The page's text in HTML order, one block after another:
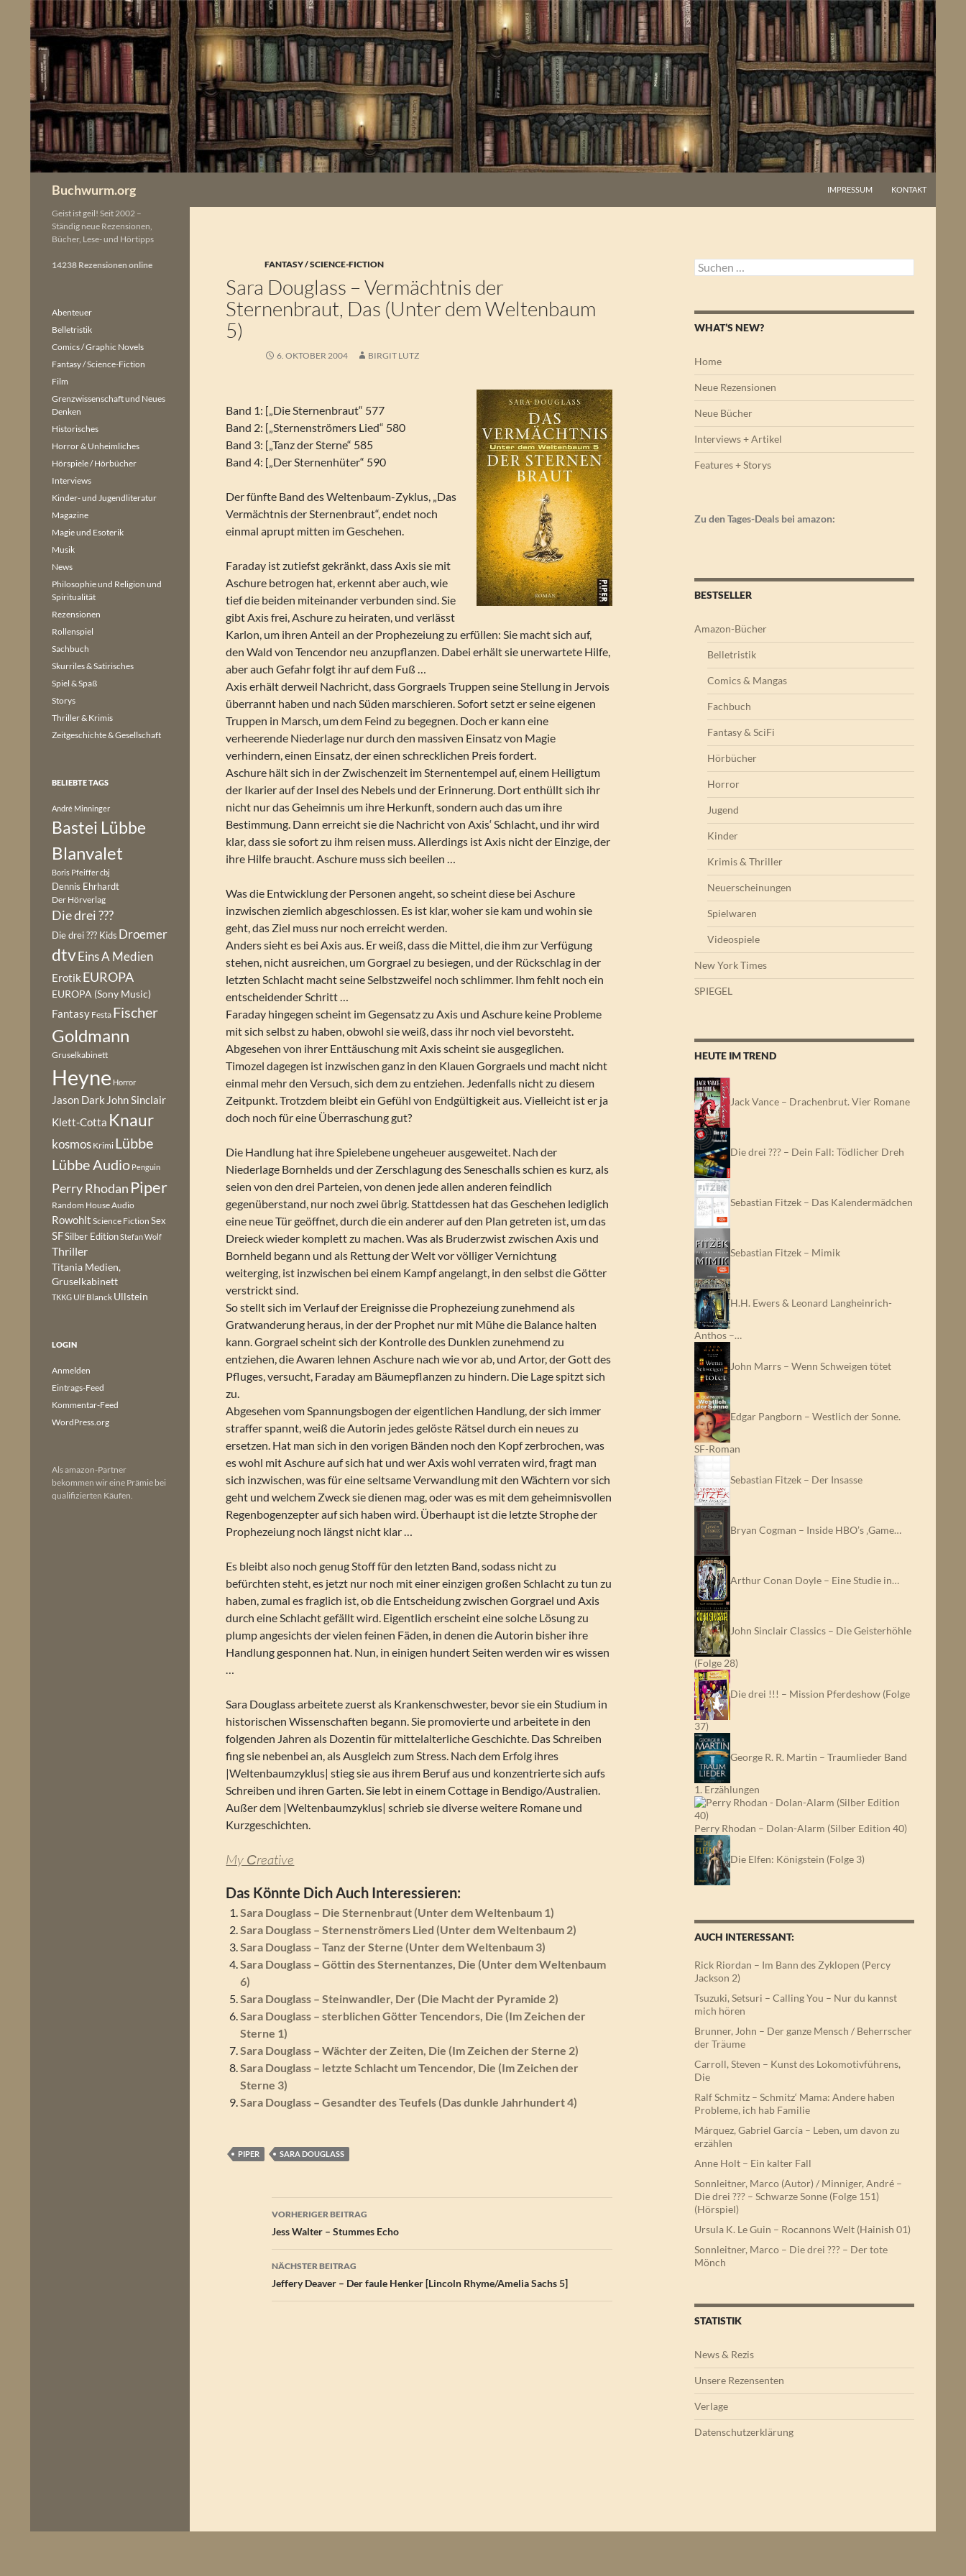
springen
Buchwurm.org IMPRESSUM KONTAKT
FANTASY / SCIENCE-FICTION
Sara Douglass – Vermächtnis der
Sternenbraut, Das (Unter dem Weltenbaum
5)
6. OKTOBER 2004 BIRGIT LUTZ
Band 1: [„Die Sternenbraut“ 577
Band 2: [„Sternenströmers Lied“ 580
Band 3: [„Tanz der Sterne“ 585
Band 4: [„Der Sternenhüter“ 590
Der fünfte Band des Weltenbaum-Zyklus, „Das
Vermächtnis der Sternenbraut“, endet noch
einmal aprupt mitten im Geschehen.
Faraday ist zutiefst gekränkt, dass Axis sie mit
Aschure betrogen hat, erkennt aber auch, wie
tief die beiden miteinander verbunden sind. Sie
gibt Axis frei, Aschure zu heiraten, und verlässt
Karlon, um ihren Anteil an der Prophezeiung zu erfüllen: Sie macht sich auf,
den Wald von Tencendor neu anzupflanzen. Dabei erhält sie unerwartete Hilfe,
aber auch Gefahr folgt ihr auf dem Fuß …
Axis erhält derweil Nachricht, dass Gorgraels Truppen seine Stellung in Jervois
überrannt haben und nach Süden marschieren. Sofort setzt er seine eigenen
Truppen in Marsch, um dem Feind zu begegnen. Doch er kann eine
verheerende Niederlage nur durch den massiven Einsatz von Magie
verhindern, einen Einsatz, der einen schrecklichen Preis fordert.
Aschure hält sich in der Zwischenzeit im Sternentempel auf, einem Heiligtum
der Ikarier auf der Insel des Nebels und der Erinnerung. Dort enthüllt sich ihr
nicht nur das Geheimnis um ihre Herkunft, sondern auch das um ihre
Bestimmung. Dann erreicht sie die Nachricht von Axis‘ Schlacht, und ihr wird
klar, dass sie sofort zu ihm reisen muss. Allerdings ist Axis nicht der Einzige, der
ihre Hilfe braucht. Aschure muss sich beeilen …
Was die Entwicklung der Personen angeht, so scheint diese bei Aschure
inzwischen ziemlich abgeschlossen. Es ist klar, woher sie kam und wohin sie
geht, das Ziel muss nur noch erreicht werden.
Anders sieht es bei Axis aus. Er weiß, dass die Mittel, die ihm zur Verfügung
stehen, nicht ausreichen, um Gorgrael zu besiegen, und der Rückschlag in der
letzten Schlacht macht seine Selbstzweifel noch schlimmer. Ihm fehlt noch ein
entscheidender Schritt …
Faraday hingegen scheint im Gegensatz zu Axis und Aschure keine Probleme
mit sich selbst zu haben, obwohl sie weiß, dass ihr noch viel bevorsteht.
Abgesehen von ihrer Enttäuschung mit Axis scheint sie ausgeglichen.
Timozel dagegen ist inzwischen ganz in den Klauen Gorgraels und macht nicht
einmal mehr den Versuch, sich dem zu entziehen. Jedenfalls nicht zu diesem
Zeitpunkt. Trotzdem bleibt ein Gefühl von Endgültigkeit aus. Vielleicht ist er ja
doch noch für eine Überraschung gut?
Die Handlung hat ihre Spielebene ungeheuer ausgeweitet. Nach der
Niederlage Bornhelds und der Zerschlagung des Seneschalls schien es kurz, als
seien von den drei Parteien, von denen jede allen anderen feindlich
gegenüberstand, nur noch zwei übrig. Stattdessen hat das Geschehen lediglich
eine neue Tür geöffnet, durch die ein anderer auf den Plan getreten ist, um das
Dreieck wieder komplett zu machen. Was als Bruderzwist zwischen Axis und
Bornheld begann und als Rettung der Welt vor völliger Vernichtung
weiterging, ist inzwischen bei einem Kampf angelangt, in den selbst die Götter
verstrickt sind.
So stellt sich im Verlauf der Ereignisse die Prophezeiung zunehmend als
Gratwanderung heraus, in der der Prophet nur mit Mühe die Balance halten
kann. Gorgrael scheint sich der Kontrolle des Dunklen zunehmend zu
entziehen, die Awaren lehnen Aschure nach wie vor ab, und Artor, der Gott des
Pfluges, versucht, Faraday am Bäumepflanzen zu hindern. Die Lage spitzt sich
zu.
Abgesehen vom Spannungsbogen der eigentlichen Handlung, der sich immer
straffer spannt, weiß die Autorin jedes gelöste Rätsel durch ein neues zu
ersetzen. Hat man sich in den vorigen Bänden noch den Kopf zerbrochen, was
es wohl mit Aschure auf sich hat und wer Axis wohl verraten wird, fragt man
sich inzwischen, was für eine seltsame Verwandlung mit den Wächtern vor sich
geht und welchem Zweck sie dienen mag, oder was es mit dem geheimnisvollen
Regenbogenzepter auf sich haben wird. Überhaupt ist die letzte Strophe der
Prophezeiung noch längst nicht klar …
Es bleibt also noch genug Stoff für den letzten Band, sodass nicht zu
befürchten steht, es jetzt nur noch mit einer einzigen großen Schlacht zu tun zu
haben, zumal es fraglich ist, ob die Entscheidung zwischen Gorgrael und Axis
durch eine Schlacht gefällt wird. Eigentlich erscheint eine solche Lösung zu
plump angesichts der vielen feinen Fäden, in denen die Autorin bisher ihre
Handlung gesponnen hat. Nun, in einigen hundert Seiten werden wir es wissen
…
Sara Douglass arbeitete zuerst als Krankenschwester, bevor sie ein Studium in
historischen Wissenschaften begann. Sie promovierte und arbeitete in den
folgenden Jahren als Dozentin für mittelalterliche Geschichte. Das Schreiben
fing sie nebenbei an, als Ausgleich zum Stress. Nach dem Erfolg ihres
|Weltenbaumzyklus| stieg sie aus ihrem Beruf aus und konzentrierte sich aufs
Schreiben und ihren Garten. Sie lebt in einem Cottage in Bendigo/Australien.
Außer dem |Weltenbaumzyklus| schrieb sie diverse weitere Romane und
Kurzgeschichten.
My Сreative
Das Könnte Dich Auch Interessieren:
Sara Douglass – Die Sternenbraut (Unter dem Weltenbaum 1)
Sara Douglass – Sternenströmers Lied (Unter dem Weltenbaum 2)
Sara Douglass – Tanz der Sterne (Unter dem Weltenbaum 3)
Sara Douglass – Göttin des Sternentanzes, Die (Unter dem Weltenbaum
6)
Sara Douglass – Steinwandler, Der (Die Macht der Pyramide 2)
Sara Douglass – sterblichen Götter Tencendors, Die (Im Zeichen der
Sterne 1)
Sara Douglass – Wächter der Zeiten, Die (Im Zeichen der Sterne 2)
Sara Douglass – letzte Schlacht um Tencendor, Die (Im Zeichen der
Sterne 3)
Sara Douglass – Gesandter des Teufels (Das dunkle Jahrhundert 4)
PIPER SARA DOUGLASS
Beitragsnavigation
VORHERIGER BEITRAG
Jess Walter – Stummes Echo
NÄCHSTER BEITRAG
Jeffery Deaver – Der faule Henker [Lincoln Rhyme/Amelia Sachs 5]
Suchen
nach:
WHAT’S NEW?
Home
Neue Rezensionen
Neue Bücher
Interviews + Artikel
Features + Storys
Zu den Tages-Deals bei amazon:
BESTSELLER
Amazon-Bücher
Belletristik
Comics & Mangas
Fachbuch
Fantasy & SciFi
Hörbücher
Horror
Jugend
Kinder
Krimis & Thriller
Neuerscheinungen
Spielwaren
Videospiele
New York Times
SPIEGEL
HEUTE IM TREND
Jack Vance – Drachenbrut. Vier Romane
Die drei ??? – Dein Fall: Tödlicher Dreh
Sebastian Fitzek – Das Kalendermädchen
Sebastian Fitzek – Mimik
H.H. Ewers & Leonard Langheinrich-
Anthos –…
John Marrs – Wenn Schweigen tötet
Edgar Pangborn – Westlich der Sonne.
SF-Roman
Sebastian Fitzek – Der Insasse
Bryan Cogman – Inside HBO’s ‚Game…
Arthur Conan Doyle – Eine Studie in…
John Sinclair Classics – Die Geisterhöhle
(Folge 28)
Die drei !!! – Mission Pferdeshow (Folge
37)
George R. R. Martin – Traumlieder Band
1. Erzählungen
Perry Rhodan – Dolan-Alarm (Silber Edition 40)
Die Elfen: Königstein (Folge 3)
AUCH INTERESSANT:
Rick Riordan – Im Bann des Zyklopen (Percy
Jackson 2)
Tsuzuki, Setsuri – Calling You – Nur du kannst
mich hören
Brunner, John – Der ganze Mensch / Beherrscher
der Träume
Carroll, Steven – Kunst des Lokomotivführens,
Die
Ralf Schmitz – Schmitz‘ Mama: Andere haben
Probleme, ich hab Familie
Márquez, Gabriel García – Leben, um davon zu
erzählen
Anne Holt – Ein kalter Fall
Sonnleitner, Marco (Autor) / Minniger, André –
Die drei ??? – Schwarze Sonne (Folge 151)
(Hörspiel)
Ursula K. Le Guin – Rocannons Welt (Hainish 01)
Sonnleitner, Marco – Die drei ??? – Der tote
Mönch
STATISTIK
News & Rezis
Unsere Rezensenten
Verlage
Datenschutzerklärung
Geist ist geil! Seit 2002 –
Ständig neue Rezensionen,
Bücher, Lese- und Hörtipps
14238 Rezensionen online
Abenteuer
Belletristik
Comics / Graphic Novels
Fantasy / Science-Fiction
Film
Grenzwissenschaft und Neues
Denken
Historisches
Horror & Unheimliches
Hörspiele / Hörbücher
Interviews
Kinder- und Jugendliteratur
Magazine
Magie und Esoterik
Musik
News
Philosophie und Religion und
Spiritualität
Rezensionen
Rollenspiel
Sachbuch
Skurriles & Satirisches
Spiel & Spaß
Storys
Thriller & Krimis
Zeitgeschichte & Gesellschaft
BELIEBTE TAGS
André Minninger
Bastei Lübbe
Blanvalet
Boris Pfeiffercbj
Dennis Ehrhardt
Der Hörverlag
Die drei ???
Die drei ??? Kids Droemer
dtvEins A Medien
Erotik EUROPA
EUROPA (Sony Music)
Fantasy Festa Fischer
Goldmann
Gruselkabinett
Heyne Horror
Jason Dark John Sinclair
Klett-Cotta Knaur
kosmos Krimi Lübbe
Lübbe Audio Penguin
Perry Rhodan Piper
Random House Audio
Rowohlt Science Fiction Sex
SFSilber EditionStefan Wolf
Thriller
Titania Medien,
Gruselkabinett
TKKG Ulf Blanck Ullstein
LOGIN
Anmelden
Eintrags-Feed
Kommentar-Feed
WordPress.org
Als amazon-Partner
bekommen wir eine Prämie bei
qualifizierten Käufen.